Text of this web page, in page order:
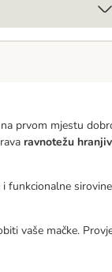
prvom mjestu
ravnotežu
vaše mačke.